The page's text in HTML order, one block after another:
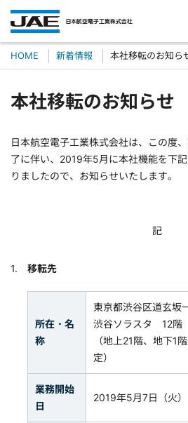
HOME 新着情報 本社移転のお知ら
本社移転のお知らせ
日本航空電子工業株式会社は、この度
了に伴い、2019年5月に本社機能を下
りましたので、お知らせいたします。
記
移転先
所在・名
称
東京都渋谷区道玄坂
渋谷ソラスタ 12階
（地上21階、地下1
定）
業務開始
日
2019年5月7日（火）